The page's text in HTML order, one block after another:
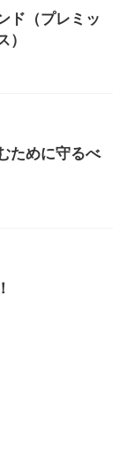
ド（プレミッ
ために守るべ